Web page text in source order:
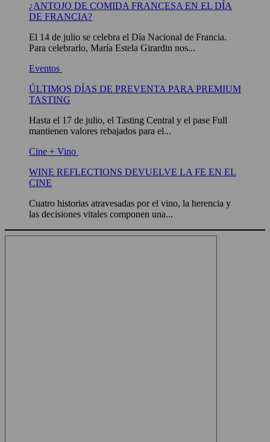
¿ANTOJO DE COMIDA FRANCESA EN EL DÍA
DE FRANCIA?
El 14 de julio se celebra el Día Nacional de Francia.
Para celebrarlo, María Estela Girardin nos...
Eventos
ÚLTIMOS DÍAS DE PREVENTA PARA PREMIUM
TASTING
Hasta el 17 de julio, el Tasting Central y el pase Full
mantienen valores rebajados para el...
Cine + Vino
WINE REFLECTIONS DEVUELVE LA FE EN EL
CINE
Cuatro historias atravesadas por el vino, la herencia y
las decisiones vitales componen una...